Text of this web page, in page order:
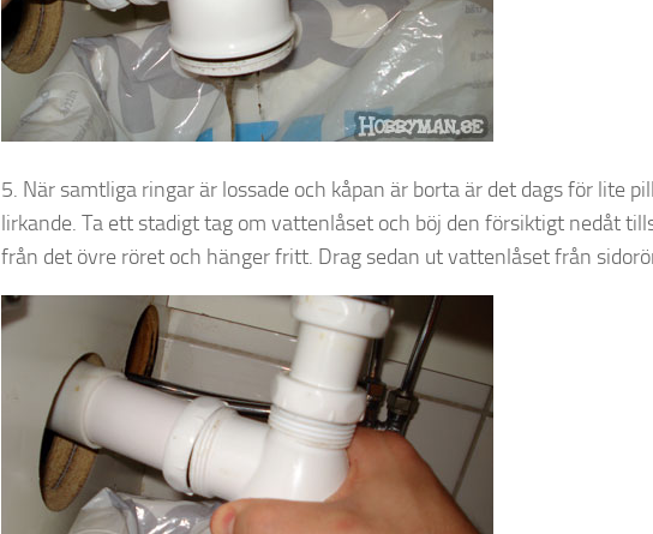
5. När samtliga ringar är lossade och kåpan är borta är det dags för lite
lirkande. Ta ett stadigt tag om vattenlåset och böj den försiktigt nedåt
från det övre röret och hänger fritt. Drag sedan ut vattenlåset från